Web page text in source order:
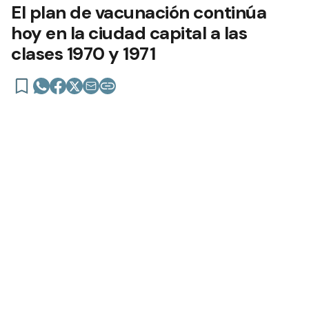
El plan de vacunación continúa
hoy en la ciudad capital a las
clases 1970 y 1971